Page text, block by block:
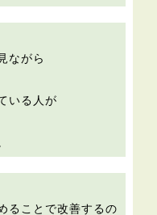
ながら
いる人が
ることで改善するの